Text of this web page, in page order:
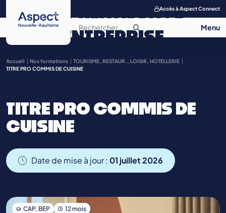
Accès à Aspect Connect
APPRENTISSAGE
ENTREPRISE
SALON DE
CONTACT
Accueil Nos formations
TOURISME, RESTAUR., LOISIR, HOTELLERIE
TITRE PRO COMMIS DE CUISINE
TITRE PRO COMMIS DE
CUISINE
Date de mise à jour : 01 juillet 2026
CAP, BEP 12 mois